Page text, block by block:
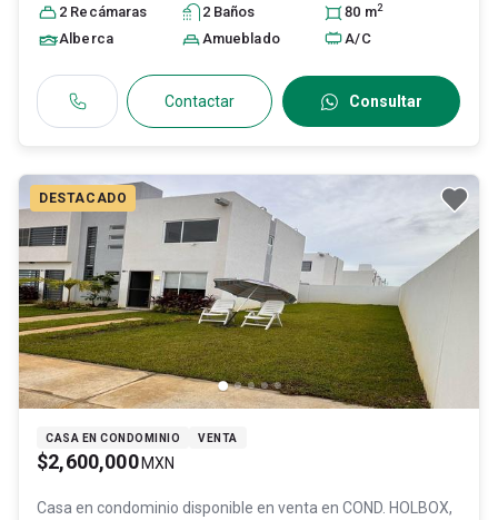
México, C.P. 39890 , ID: 30218210
2 Recámaras 2 Baños 80 m2
Alberca Amueblado A/C
Contactar Consultar
DESTACADO
CASA EN CONDOMINIO VENTA
$2,600,000 MXN
Casa en condominio disponible en venta en COND. HOLBOX,